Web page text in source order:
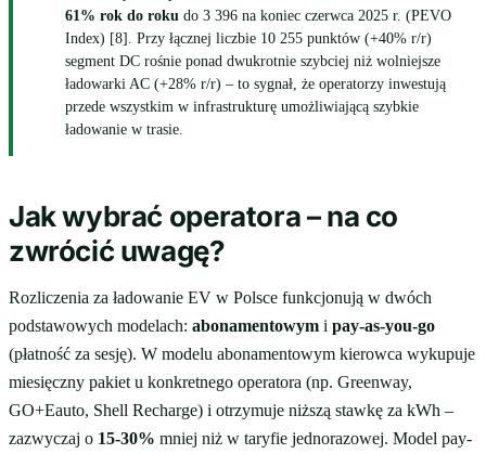
61% rok do roku do 3 396 na koniec czerwca 2025 r. (PEVO
Index) [8]. Przy łącznej liczbie 10 255 punktów (+40% r/r)
segment DC rośnie ponad dwukrotnie szybciej niż wolniejsze
ładowarki AC (+28% r/r) – to sygnał, że operatorzy inwestują
przede wszystkim w infrastrukturę umożliwiającą szybkie
ładowanie w trasie.
Jak wybrać operatora – na co
zwrócić uwagę?
Rozliczenia za ładowanie EV w Polsce funkcjonują w dwóch
podstawowych modelach: abonamentowym i pay-as-you-go
(płatność za sesję). W modelu abonamentowym kierowca wykupuje
miesięczny pakiet u konkretnego operatora (np. Greenway,
GO+Eauto, Shell Recharge) i otrzymuje niższą stawkę za kWh –
zazwyczaj o 15-30% mniej niż w taryfie jednorazowej. Model pay-